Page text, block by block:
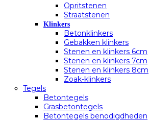
Opritstenen
Straatstenen
Klinkers
Betonklinkers
Gebakken klinkers
Stenen en klinkers 6cm
Stenen en klinkers 7cm
Stenen en klinkers 8cm
Zoak-klinkers
Tegels
Betontegels
Grasbetontegels
Betontegels benodigdheden